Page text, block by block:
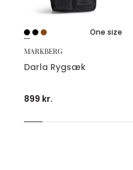
One size
MARKBERG
Darla Rygsæk
899 kr.